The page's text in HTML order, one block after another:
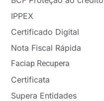
IPPEX
Certificado Digital
Nota Fiscal Rápida
Faciap Recupera
Certificata
Supera Entidades